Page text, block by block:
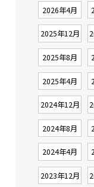
2026年4月
2025年12月
2025年8月
2025年4月
2024年12月
2024年8月
2024年4月
2023年12月